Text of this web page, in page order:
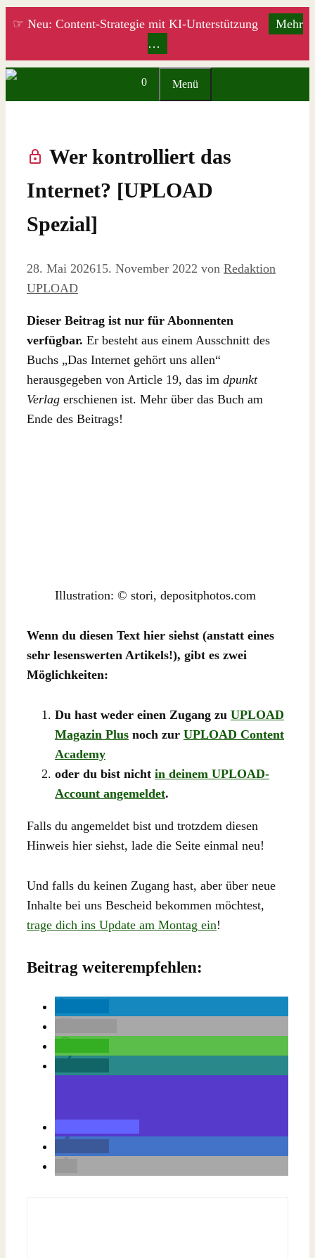
Zum
☞ Neu: Content-Strategie mit KI-Unterstützung
Mehr
…
0 Menü
Wer kontrolliert das
Internet? [UPLOAD
Spezial]
28. Mai 202615. November 2022 von Redaktion
UPLOAD
Dieser Beitrag ist nur für Abonnenten
verfügbar. Er besteht aus einem Ausschnitt des
Buchs „Das Internet gehört uns allen“
herausgegeben von Article 19, das im dpunkt
Verlag erschienen ist. Mehr über das Buch am
Ende des Beitrags!
Illustration: © stori, depositphotos.com
Wenn du diesen Text hier siehst (anstatt eines
sehr lesenswerten Artikels!), gibt es zwei
Möglichkeiten:
Du hast weder einen Zugang zu UPLOAD
Magazin Plus noch zur UPLOAD Content
Academy
oder du bist nicht in deinem UPLOAD-
Account angemeldet.
Falls du angemeldet bist und trotzdem diesen
Hinweis hier siehst, lade die Seite einmal neu!
Und falls du keinen Zugang hast, aber über neue
Inhalte bei uns Bescheid bekommen möchtest,
trage dich ins Update am Montag ein!
Beitrag weiterempfehlen: